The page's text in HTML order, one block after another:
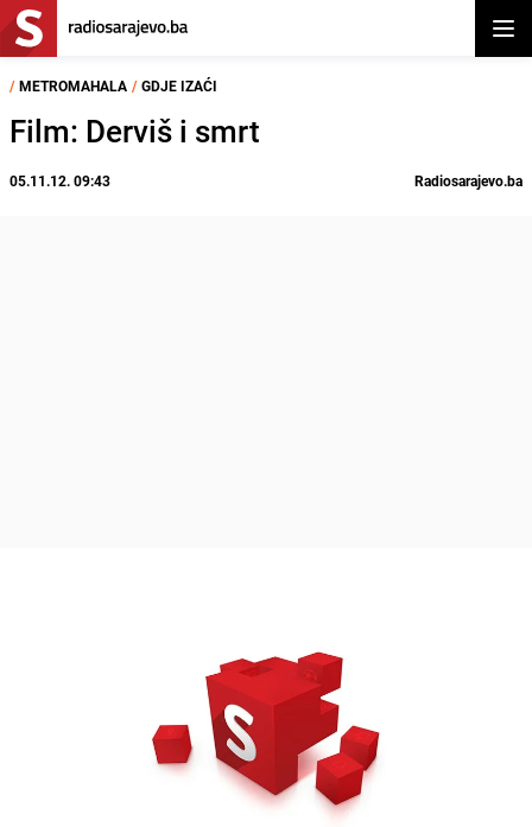
/ METROMAHALA / GDJE IZAĆI
Film: Derviš i smrt
05.11.12. 09:43 Radiosarajevo.ba